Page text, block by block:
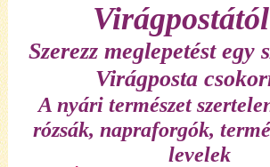
Szerezz meglepetést egy
Virágposta
A nyári természet
rózsák, napraforgók,
levelek